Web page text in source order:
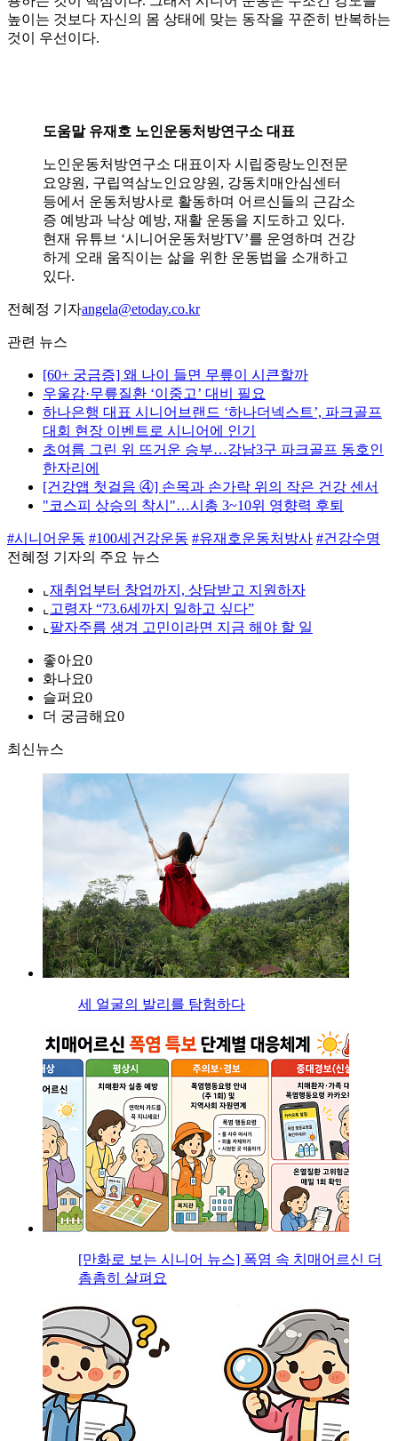
높이는 것보다 자신의 몸 상태에 맞는 동작을 꾸준히 반복하는
것이 우선이다.
도움말 유재호 노인운동처방연구소 대표
노인운동처방연구소 대표이자 시립중랑노인전문
요양원, 구립역삼노인요양원, 강동치매안심센터
등에서 운동처방사로 활동하며 어르신들의 근감소
증 예방과 낙상 예방, 재활 운동을 지도하고 있다.
현재 유튜브 ‘시니어운동처방TV’를 운영하며 건강
하게 오래 움직이는 삶을 위한 운동법을 소개하고
있다.
전혜정 기자angela@etoday.co.kr
관련 뉴스
[60+ 궁금증] 왜 나이 들면 무릎이 시큰할까
우울감·무릎질환 ‘이중고’ 대비 필요
하나은행 대표 시니어브랜드 ‘하나더넥스트’, 파크골프
대회 현장 이벤트로 시니어에 인기
초여름 그린 위 뜨거운 승부…강남3구 파크골프 동호인
한자리에
[건강앱 첫걸음 ④] 손목과 손가락 위의 작은 건강 센서
"코스피 상승의 착시"…시총 3~10위 영향력 후퇴
#시니어운동 #100세건강운동 #유재호운동처방사 #건강수명
전혜정 기자의 주요 뉴스
⌞ 재취업부터 창업까지, 상담받고 지원하자
⌞ 고령자 “73.6세까지 일하고 싶다”
⌞ 팔자주름 생겨 고민이라면 지금 해야 할 일
좋아요0
화나요0
슬퍼요0
더 궁금해요0
최신뉴스
세 얼굴의 발리를 탐험하다
[만화로 보는 시니어 뉴스] 폭염 속 치매어르신 더
촘촘히 살펴요